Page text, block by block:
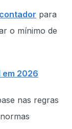
contador para
o mínimo de
em 2026
nas regras